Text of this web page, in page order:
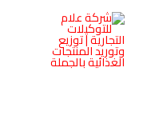
المحتوى
ميكس
شيكولاتة
200جم*24